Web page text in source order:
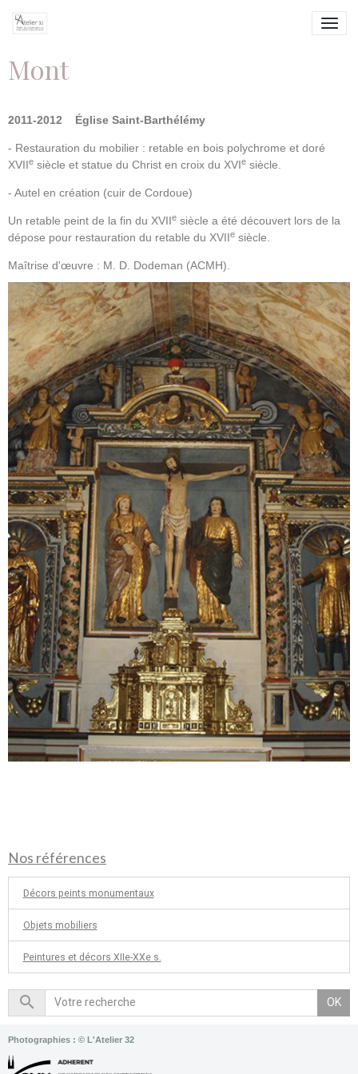
Mont
2011-2012 Église Saint-Barthélémy
- Restauration du mobilier : retable en bois polychrome et doré
XVIIe siècle et statue du Christ en croix du XVIe siècle.
- Autel en création (cuir de Cordoue)
Un retable peint de la fin du XVIIe siècle a été découvert lors de la
dépose pour restauration du retable du XVIIe siècle.
Maîtrise d'œuvre : M. D. Dodeman (ACMH).
Nos références
Décors peints monumentaux
Objets mobiliers
Peintures et décors XIIe-XXe s.
OK
Photographies : © L'Atelier 32